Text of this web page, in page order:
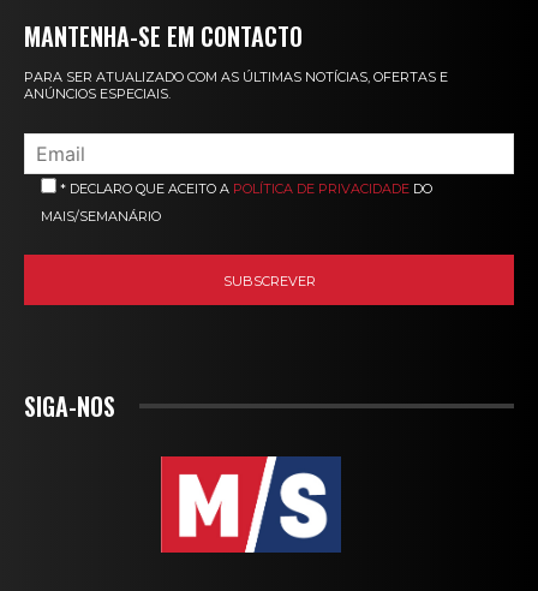
MANTENHA-SE EM CONTACTO
PARA SER ATUALIZADO COM AS ÚLTIMAS NOTÍCIAS, OFERTAS E
ANÚNCIOS ESPECIAIS.
* DECLARO QUE ACEITO A POLÍTICA DE PRIVACIDADE DO
MAIS/SEMANÁRIO
SIGA-NOS